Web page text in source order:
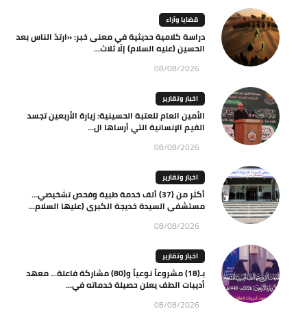
قضايا وآراء
دراسة كلامية حديثية في معنى خبر: «ارتدّ الناس بعد
الحسين (عليه السلام) إلّا ثلاث...
08/08/2026
اخبار وتقارير
الأمين العام للعتبة الحسينية: زيارة الأربعين تجسد
القيم الإنسانية التي أرساها ال...
08/08/2026
اخبار وتقارير
أكثر من (37) ألف خدمة طبية وفحص تشخيصي…
مستشفى السيدة خديجة الكبرى (عليها السلام...
08/08/2026
اخبار وتقارير
بـ(18) مشروعاً نوعياً و(80) مشاركة فاعلة… معهد
أديبات الطف يعلن حصيلة خدماته في...
08/08/2026